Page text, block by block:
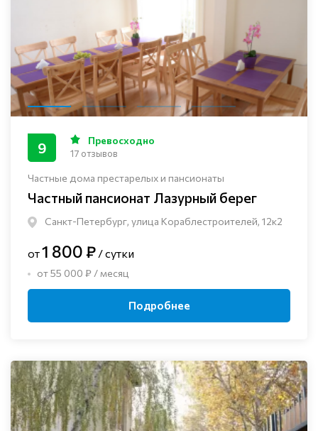
Частные дома престарелых и пансионаты
Частный пансионат Лазурный берег
Санкт-Петербург, улица Кораблестроителей, 12к2
9 Превосходно
17 отзывов
от1 800 ₽ / сутки
от 55 000 ₽ / месяц
Подробнее